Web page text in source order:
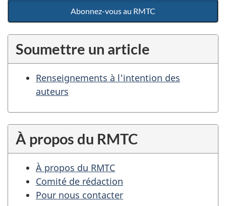
Abonnez-vous au RMTC
Soumettre un article
Renseignements à l'intention des
auteurs
À propos du RMTC
À propos du RMTC
Comité de rédaction
Pour nous contacter